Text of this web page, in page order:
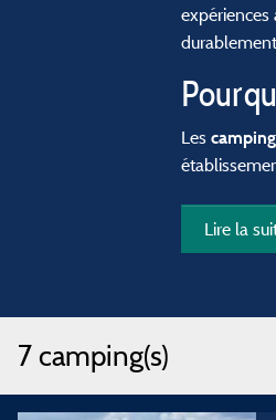
expériences
Les
Lire la
7 camping(s)